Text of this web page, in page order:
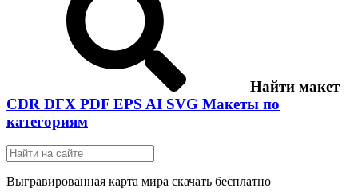
Найти макет
CDR DFX PDF EPS AI SVG Макеты по
категориям
Выгравированная карта мира скачать бесплатно